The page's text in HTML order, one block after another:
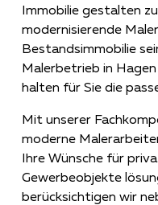
Immobilie gestalten
modernisierende
Bestandsimmobilie
Malerbetrieb in
halten für Sie die
Mit unserer
moderne
Ihre Wünsche für
Gewerbeobjekte
berücksichtigen wir